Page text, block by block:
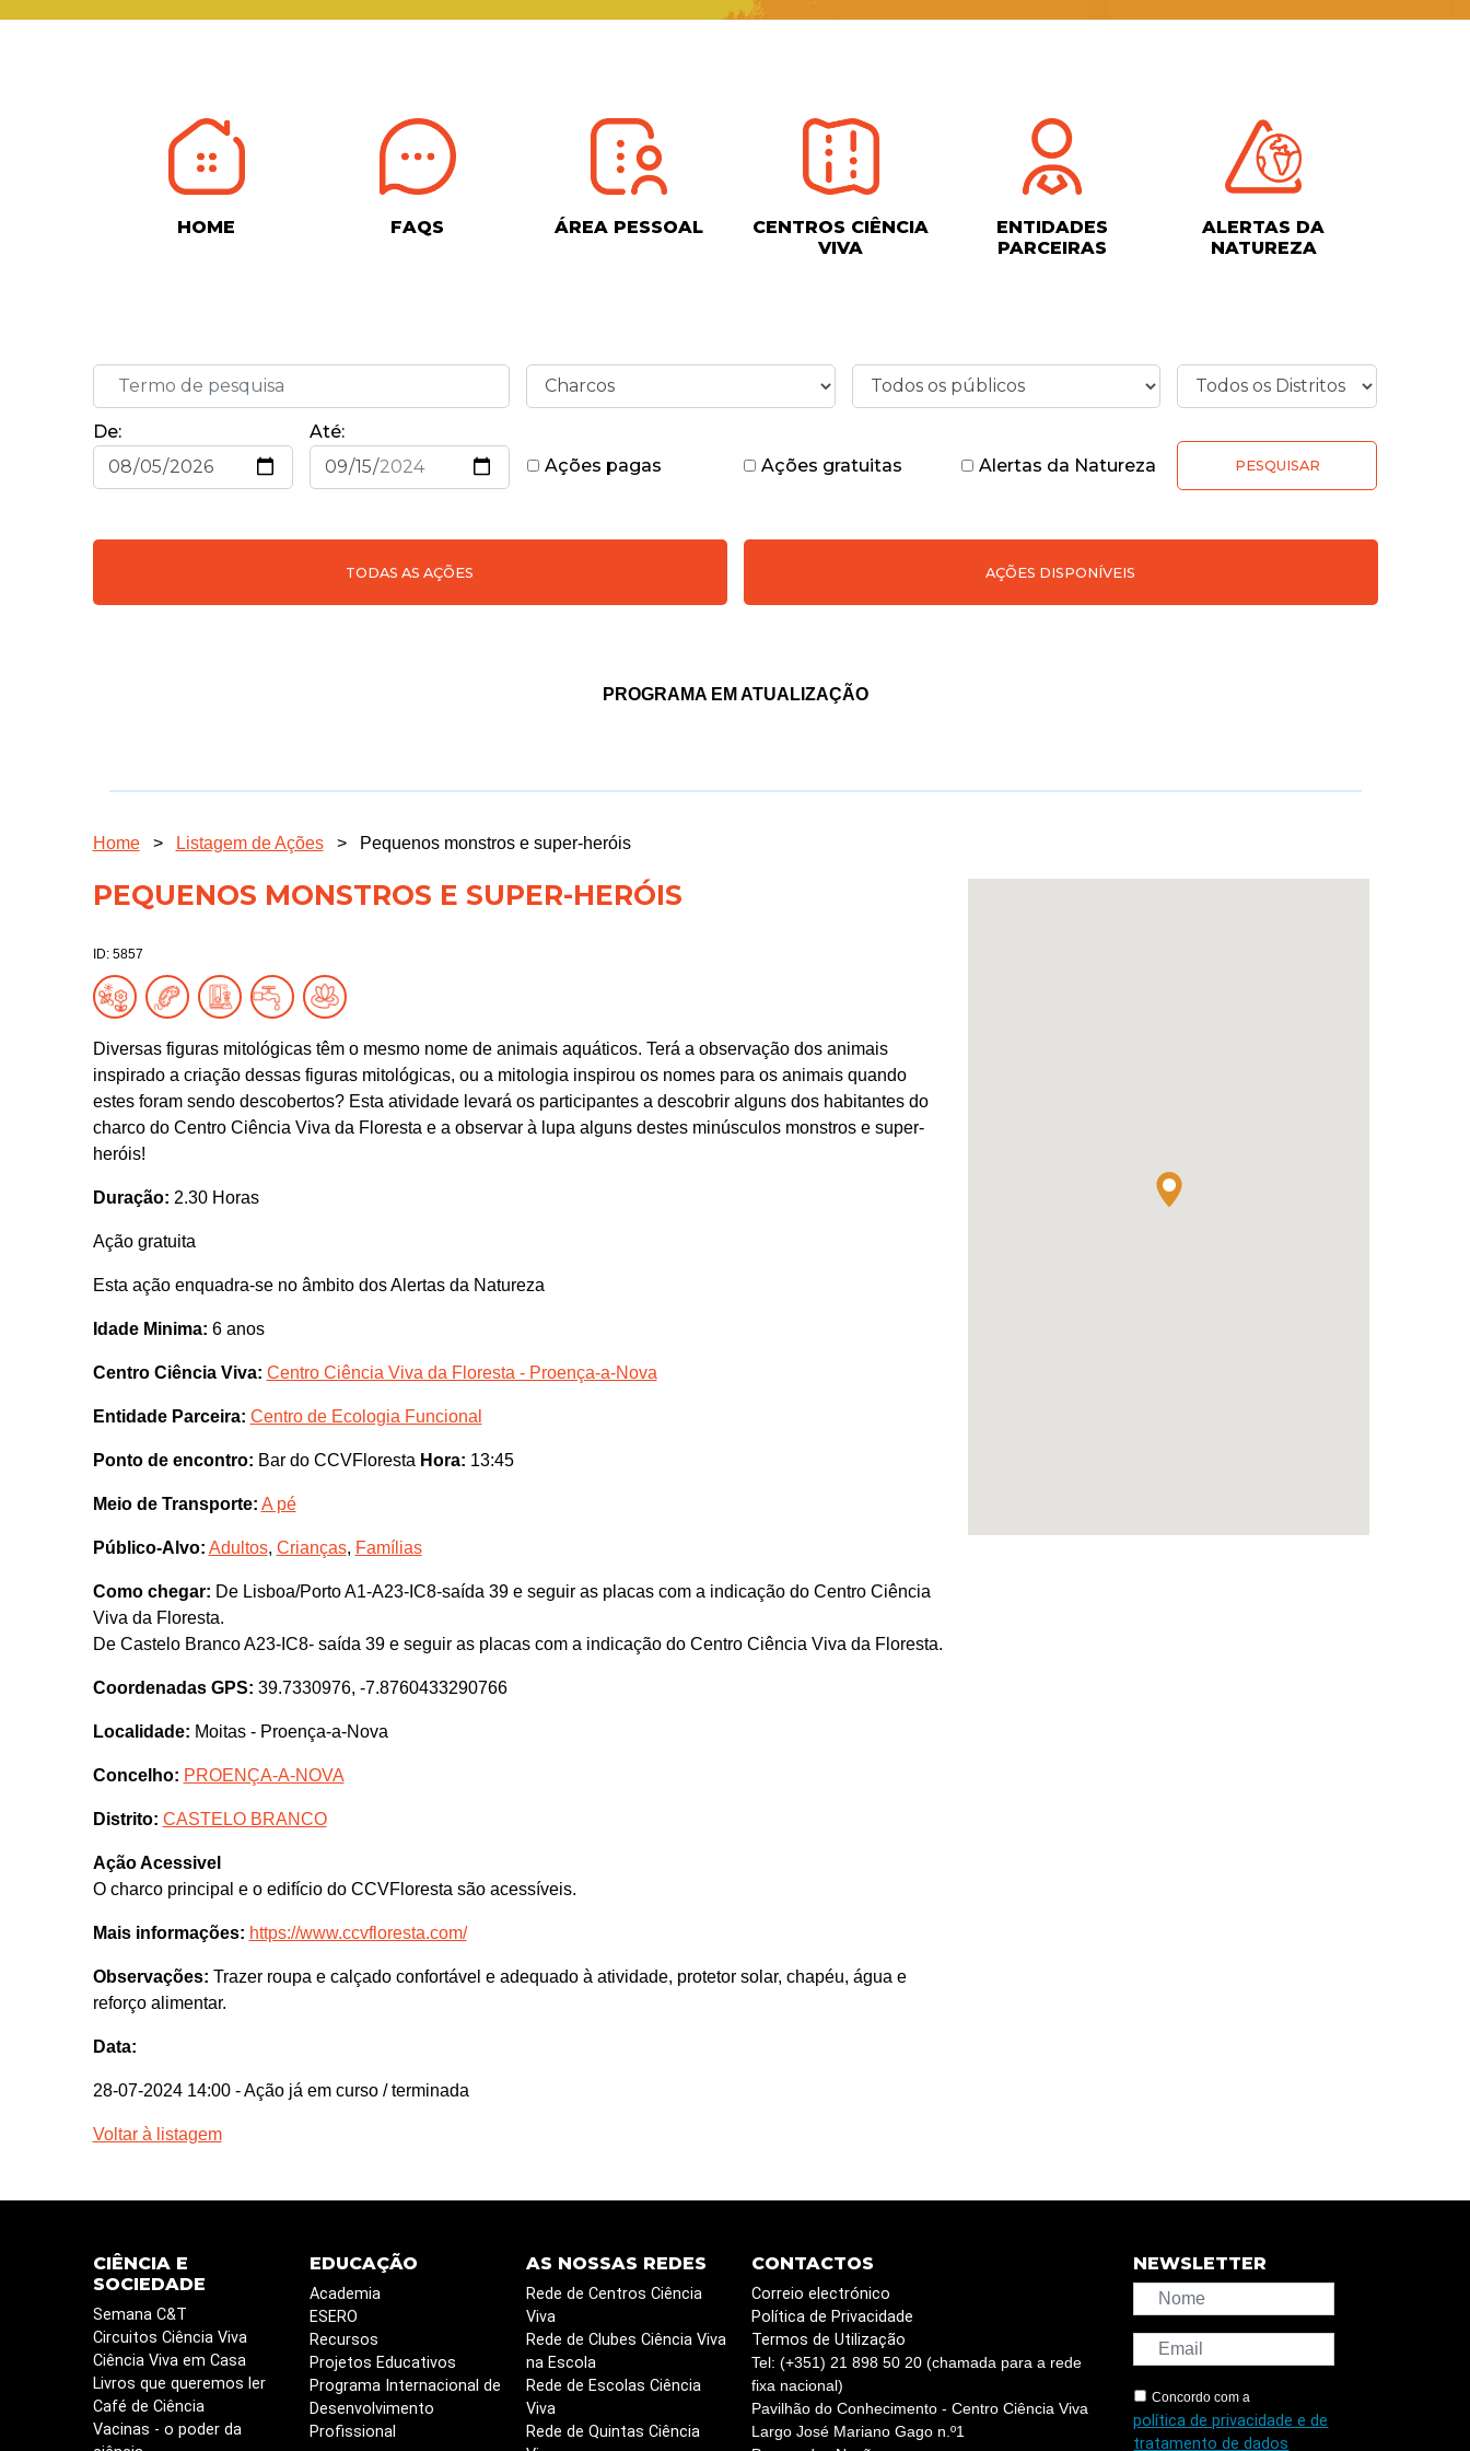
HOME FAQS ÁREA PESSOAL
CENTROS CIÊNCIA
VIVA
ENTIDADES
PARCEIRAS
ALERTAS DA
NATUREZA
De:
Até:
Ações pagas
Ações gratuitas Alertas da Natureza PESQUISAR
TODAS AS AÇÕES AÇÕES DISPONÍVEIS
PROGRAMA EM ATUALIZAÇÃO
Home > Listagem de Ações > Pequenos monstros e super-heróis
PEQUENOS MONSTROS E SUPER-HERÓIS
ID: 5857
Diversas figuras mitológicas têm o mesmo nome de animais aquáticos. Terá a observação dos animais
inspirado a criação dessas figuras mitológicas, ou a mitologia inspirou os nomes para os animais quando
estes foram sendo descobertos? Esta atividade levará os participantes a descobrir alguns dos habitantes do
charco do Centro Ciência Viva da Floresta e a observar à lupa alguns destes minúsculos monstros e super-
heróis!
Duração: 2.30 Horas
Ação gratuita
Esta ação enquadra-se no âmbito dos Alertas da Natureza
Idade Minima: 6 anos
Centro Ciência Viva: Centro Ciência Viva da Floresta - Proença-a-Nova
Entidade Parceira: Centro de Ecologia Funcional
Ponto de encontro: Bar do CCVFloresta Hora: 13:45
Meio de Transporte: A pé
Público-Alvo: Adultos, Crianças, Famílias
Como chegar: De Lisboa/Porto A1-A23-IC8-saída 39 e seguir as placas com a indicação do Centro Ciência
Viva da Floresta.
De Castelo Branco A23-IC8- saída 39 e seguir as placas com a indicação do Centro Ciência Viva da Floresta.
Coordenadas GPS: 39.7330976, -7.8760433290766
Localidade: Moitas - Proença-a-Nova
Concelho: PROENÇA-A-NOVA
Distrito: CASTELO BRANCO
Ação Acessivel
O charco principal e o edifício do CCVFloresta são acessíveis.
Mais informações: https://www.ccvfloresta.com/
Observações: Trazer roupa e calçado confortável e adequado à atividade, protetor solar, chapéu, água e
reforço alimentar.
Data:
28-07-2024 14:00 - Ação já em curso / terminada
Voltar à listagem
CIÊNCIA E
SOCIEDADE
Semana C&T
Circuitos Ciência Viva
Ciência Viva em Casa
Livros que queremos ler
Café de Ciência
Vacinas - o poder da
EDUCAÇÃO
Academia
ESERO
Recursos
Projetos Educativos
Programa Internacional de
Desenvolvimento
Profissional
AS NOSSAS REDES
Rede de Centros Ciência
Viva
Rede de Clubes Ciência Viva
na Escola
Rede de Escolas Ciência
Viva
Rede de Quintas Ciência
CONTACTOS
Correio electrónico
Política de Privacidade
Termos de Utilização
Tel: (+351) 21 898 50 20 (chamada para a rede
fixa nacional)
Pavilhão do Conhecimento - Centro Ciência Viva
Largo José Mariano Gago n.º1
NEWSLETTER
Concordo com a
política de privacidade e de
tratamento de dados